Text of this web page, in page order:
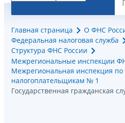
Главная страница
О ФНС
Федеральная налоговая служба
Структура ФНС России
Межрегиональные инспекции
Межрегиональная инспекция
налогоплательщикам № 1
Государственная гражданская